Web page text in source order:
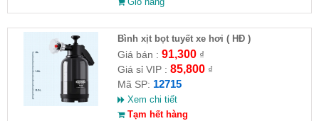
Bình xịt bọt tuyết xe hơi ( HĐ )
Giá bán : 91,300₫
Giá sỉ VIP : 85,800₫
Mã SP: 12715
Xem chi tiết
Tạm hết hàng